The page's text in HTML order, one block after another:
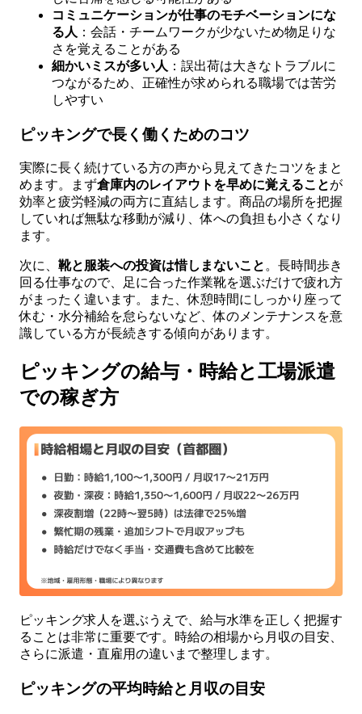
コミュニケーションが仕事のモチベーションにな
る人 ：会話・チームワークが少ないため物足りな
さを覚えることがある
細かいミスが多い人 ：誤出荷は大きなトラブルに
つながるため、正確性が求められる職場では苦労
しやすい
ピッキングで長く働くためのコツ
実際に長く続けている方の声から見えてきたコツをまと
めます。まず倉庫内のレイアウトを早めに覚えることが
効率と疲労軽減の両方に直結します。商品の場所を把握
していれば無駄な移動が減り、体への負担も小さくなり
ます。
次に、 靴と服装への投資は惜しまないこと。長時間歩き
回る仕事なので、足に合った作業靴を選ぶだけで疲れ方
がまったく違います。また、休憩時間にしっかり座って
休む・水分補給を怠らないなど、体のメンテナンスを意
識している方が長続きする傾向があります。
ピッキングの給与・時給と工場派遣
での稼ぎ方
ピッキング求人を選ぶうえで、給与水準を正しく把握す
ることは非常に重要です。時給の相場から月収の目安、
さらに派遣・直雇用の違いまで整理します。
ピッキングの平均時給と月収の目安